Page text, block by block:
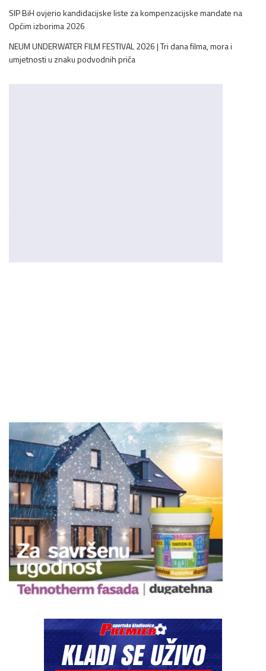
SIP BiH ovjerio kandidacijske liste za kompenzacijske mandate na
Općim izborima 2026
NEUM UNDERWATER FILM FESTIVAL 2026 | Tri dana filma, mora i
umjetnosti u znaku podvodnih priča